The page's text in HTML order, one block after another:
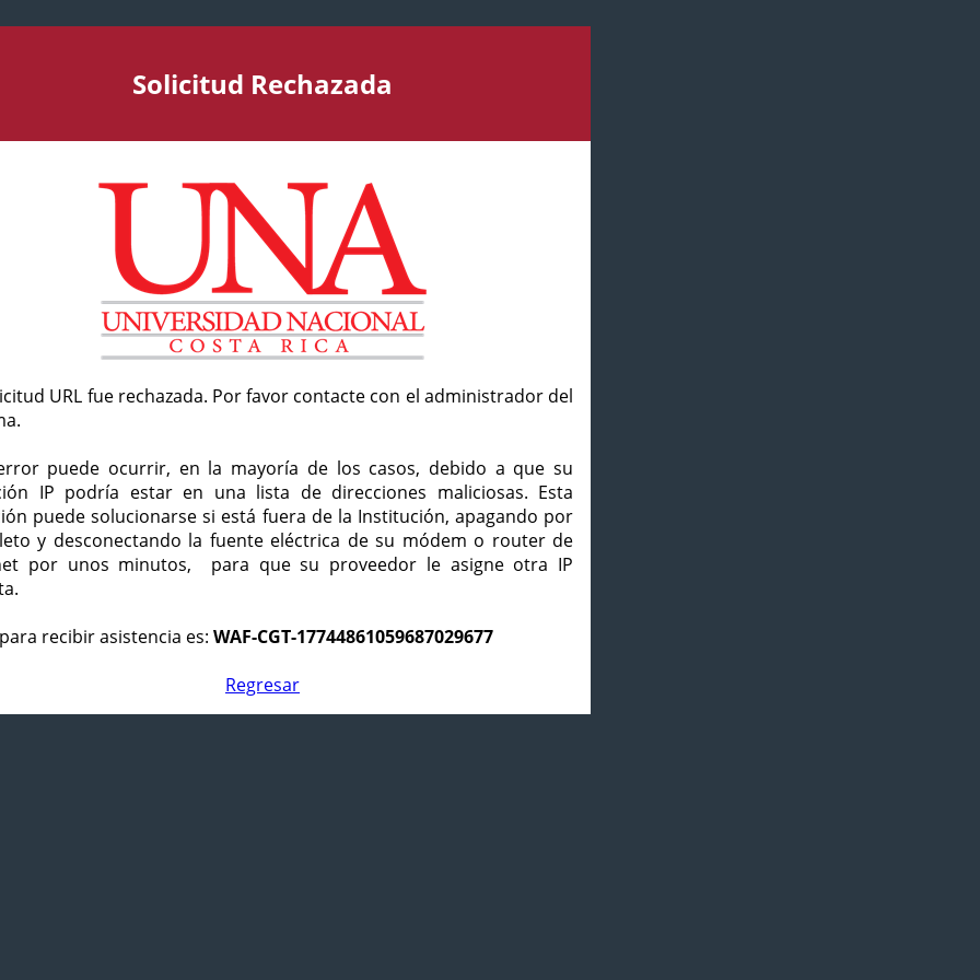
Solicitud Rechazada
URL fue rechazada. Por favor contacte con el administrador del
puede ocurrir, en la mayoría de los casos, debido a que su
IP podría estar en una lista de direcciones maliciosas. Esta
puede solucionarse si está fuera de la Institución, apagando por
y desconectando la fuente eléctrica de su módem o router de
por unos minutos, para que su proveedor le asigne otra IP
recibir asistencia es: WAF-CGT-17744861059687029677
Regresar